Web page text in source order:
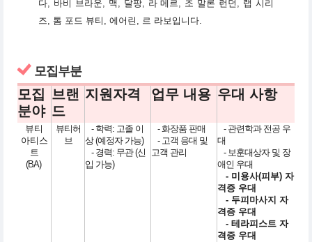
다, 바비 브라운, 맥, 달팡, 라 메르, 조 말론 런던, 랩 시리
즈, 톰 포드 뷰티, 에어린, 르 라보입니다.
모집부분
모집
분야
브랜
드
지원자격 업무 내용 우대 사항
뷰티
아티스
트
(BA)
뷰티허
브
- 학력: 고졸 이
상 (예정자 가능)
- 경력: 무관 (신
입 가능)
- 화장품 판매
- 고객 응대 및
고객 관리
- 관련학과 전공 우
대
- 보훈대상자 및 장
애인 우대
- 미용사(피부) 자
격증 우대
- 두피마사지 자
격증 우대
- 테라피스트 자
격증 우대